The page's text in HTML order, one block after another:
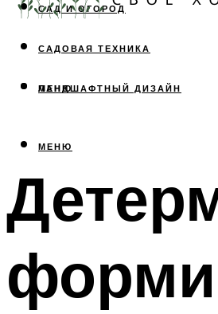
САД И ОГОРОД
САДОВАЯ ТЕХНИКА
ЛАНДШАФТНЫЙ ДИЗАЙН
МЕНЮ
МЕНЮ